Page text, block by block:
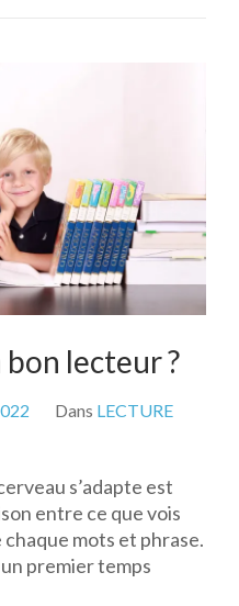
lecteur ?
Dans LECTURE
s’adapte est
entre ce que vois
mots et phrase.
premier temps